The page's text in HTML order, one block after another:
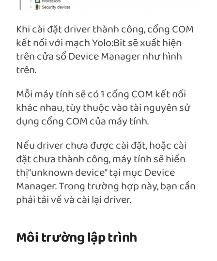
Khi cài đặt driver thành công, cổng COM
kết nối với mạch Yolo:Bit sẽ xuất hiện
trên cửa sổ Device Manager như hình
trên.
Mỗi máy tính sẽ có 1 cổng COM kết nối
khác nhau, tùy thuộc vào tài nguyên sử
dụng cổng COM của máy tính.
Nếu driver chưa được cài đặt, hoặc cài
đặt chưa thành công, máy tính sẽ hiển
thị“unknown device” tại mục Device
Manager. Trong trường hợp này, bạn cần
phải tải về và cài lại driver.
Môi trường lập trình